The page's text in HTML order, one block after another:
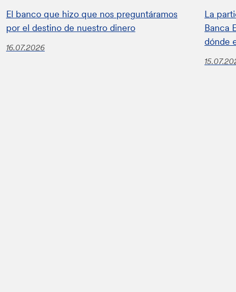
El banco que hizo que nos preguntáramos
por el destino de nuestro dinero
16.07.2026
La
Banca
dónde